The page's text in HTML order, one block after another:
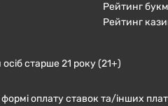
Рейтинг
Рейтинг
старше 21 року (21+)
оплату ставок та/інших